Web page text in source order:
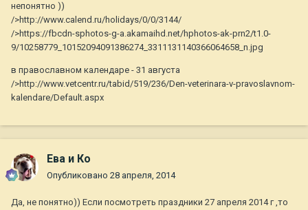
непонятно ))
/>http://www.calend.ru/holidays/0/0/3144/
/>https://fbcdn-sphotos-g-a.akamaihd.net/hphotos-ak-prn2/t1.0-
9/10258779_10152094091386274_3311131140366064658_n.jpg
в православном календаре - 31 августа
/>http://www.vetcentr.ru/tabid/519/236/Den-veterinara-v-pravoslavnom-
kalendare/Default.aspx
Ева и Ко
Опубликовано 28 апреля, 2014
Да, не понятно)) Если посмотреть праздники 27 апреля 2014 г ,то